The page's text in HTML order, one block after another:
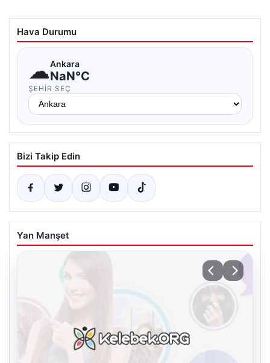
Hava Durumu
☁Ankara
NaN°C
ŞEHIR SEÇ
Bizi Takip Edin
Yan Manşet